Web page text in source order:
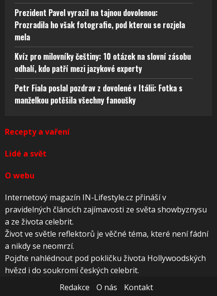
Prezident Pavel vyrazil na tajnou dovolenou:
Prozradila ho však fotografie, pod kterou se rozjela
mela
Kvíz pro milovníky češtiny: 10 otázek na slovní zásobu
odhalí, kdo patří mezi jazykové experty
Petr Fiala poslal pozdrav z dovolené v Itálii: Fotka s
manželkou potěšila všechny fanoušky
Recepty a vaření
Lidé a svět
O webu
Internetový magazín IN-Lifestyle.cz přináší v
pravidelných článcích zajímavosti ze světa showbyznysu
a ze života celebrit.
Život ve světle reflektorů je věčné téma, které není fádní
a nikdy se neomrzí.
Pojďte nahlédnout pod pokličku života Hollywoodských
hvězd i do soukromí českých celebrit.
Redakce
O nás
Kontakt